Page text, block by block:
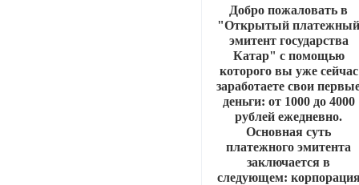
Добро пожаловать в
"Открытый
эмитент государства
Катар" с помощью
которого вы уже сейчас
заработаете свои
деньги: от 1000 до 4000
рублей ежедневно.
Основная суть
платежного эмитента
заключается в
следующем: